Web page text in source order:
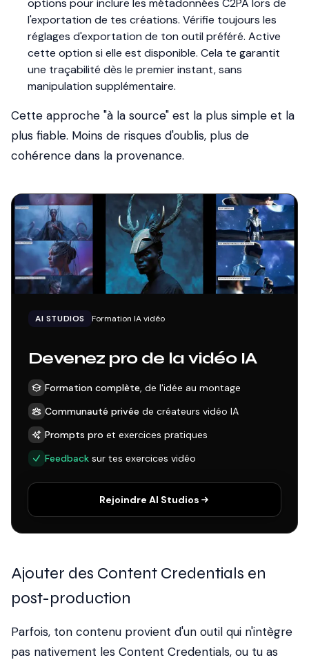
options pour inclure les métadonnées C2PA lors de
l'exportation de tes créations. Vérifie toujours les
réglages d'exportation de ton outil préféré. Active
cette option si elle est disponible. Cela te garantit
une traçabilité dès le premier instant, sans
manipulation supplémentaire.
Cette approche "à la source" est la plus simple et la
plus fiable. Moins de risques d'oublis, plus de
cohérence dans la provenance.
AI STUDIOS Formation IA vidéo
Devenez pro de la vidéo IA
Formation complète, de l'idée au montage
Communauté privée de créateurs vidéo IA
Prompts pro et exercices pratiques
Feedback sur tes exercices vidéo
Rejoindre AI Studios
Ajouter des Content Credentials en
post-production
Parfois, ton contenu provient d'un outil qui n'intègre
pas nativement les Content Credentials, ou tu as